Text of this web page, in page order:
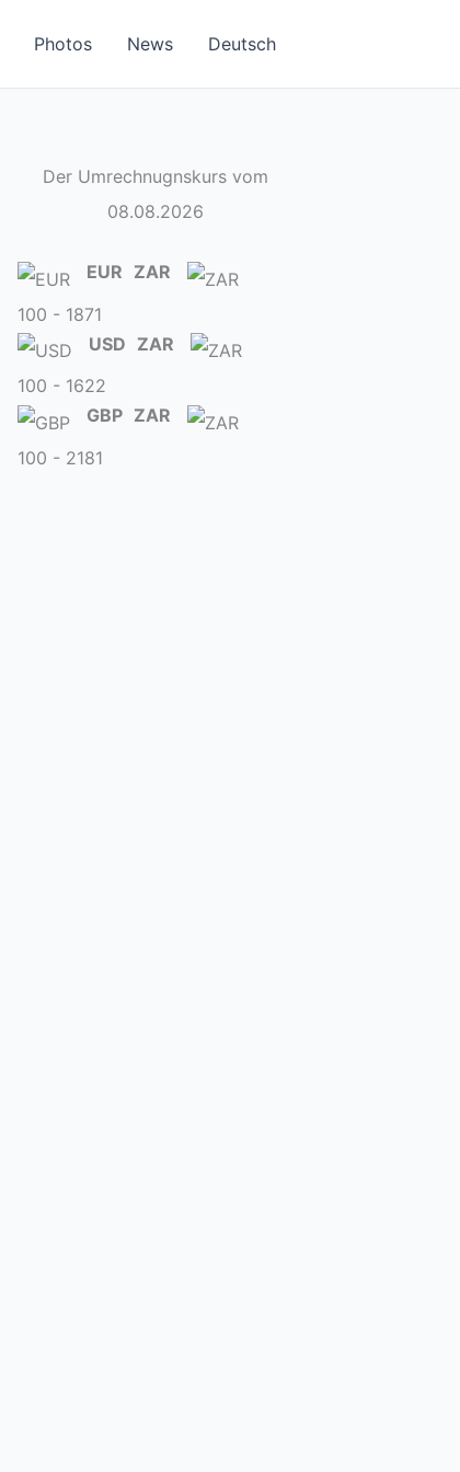
Photos News Deutsch
Der Umrechnugnskurs vom
08.08.2026
EUR ZAR
100 - 1871
USD ZAR
100 - 1622
GBP ZAR
100 - 2181